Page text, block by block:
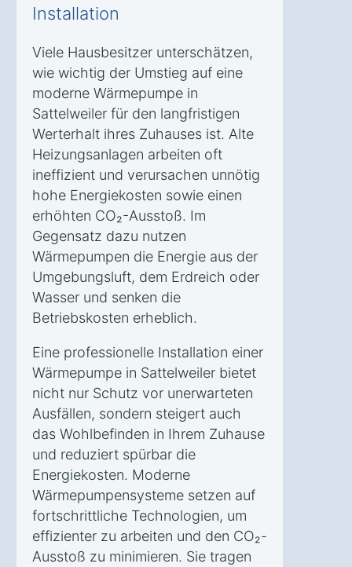
Installation
Viele Hausbesitzer unterschätzen,
wie wichtig der Umstieg auf eine
moderne Wärmepumpe in
Sattelweiler für den langfristigen
Werterhalt ihres Zuhauses ist. Alte
Heizungsanlagen arbeiten oft
ineffizient und verursachen unnötig
hohe Energiekosten sowie einen
erhöhten CO₂-Ausstoß. Im
Gegensatz dazu nutzen
Wärmepumpen die Energie aus der
Umgebungsluft, dem Erdreich oder
Wasser und senken die
Betriebskosten erheblich.
Eine professionelle Installation einer
Wärmepumpe in Sattelweiler bietet
nicht nur Schutz vor unerwarteten
Ausfällen, sondern steigert auch
das Wohlbefinden in Ihrem Zuhause
und reduziert spürbar die
Energiekosten. Moderne
Wärmepumpensysteme setzen auf
fortschrittliche Technologien, um
effizienter zu arbeiten und den CO₂-
Ausstoß zu minimieren. Sie tragen